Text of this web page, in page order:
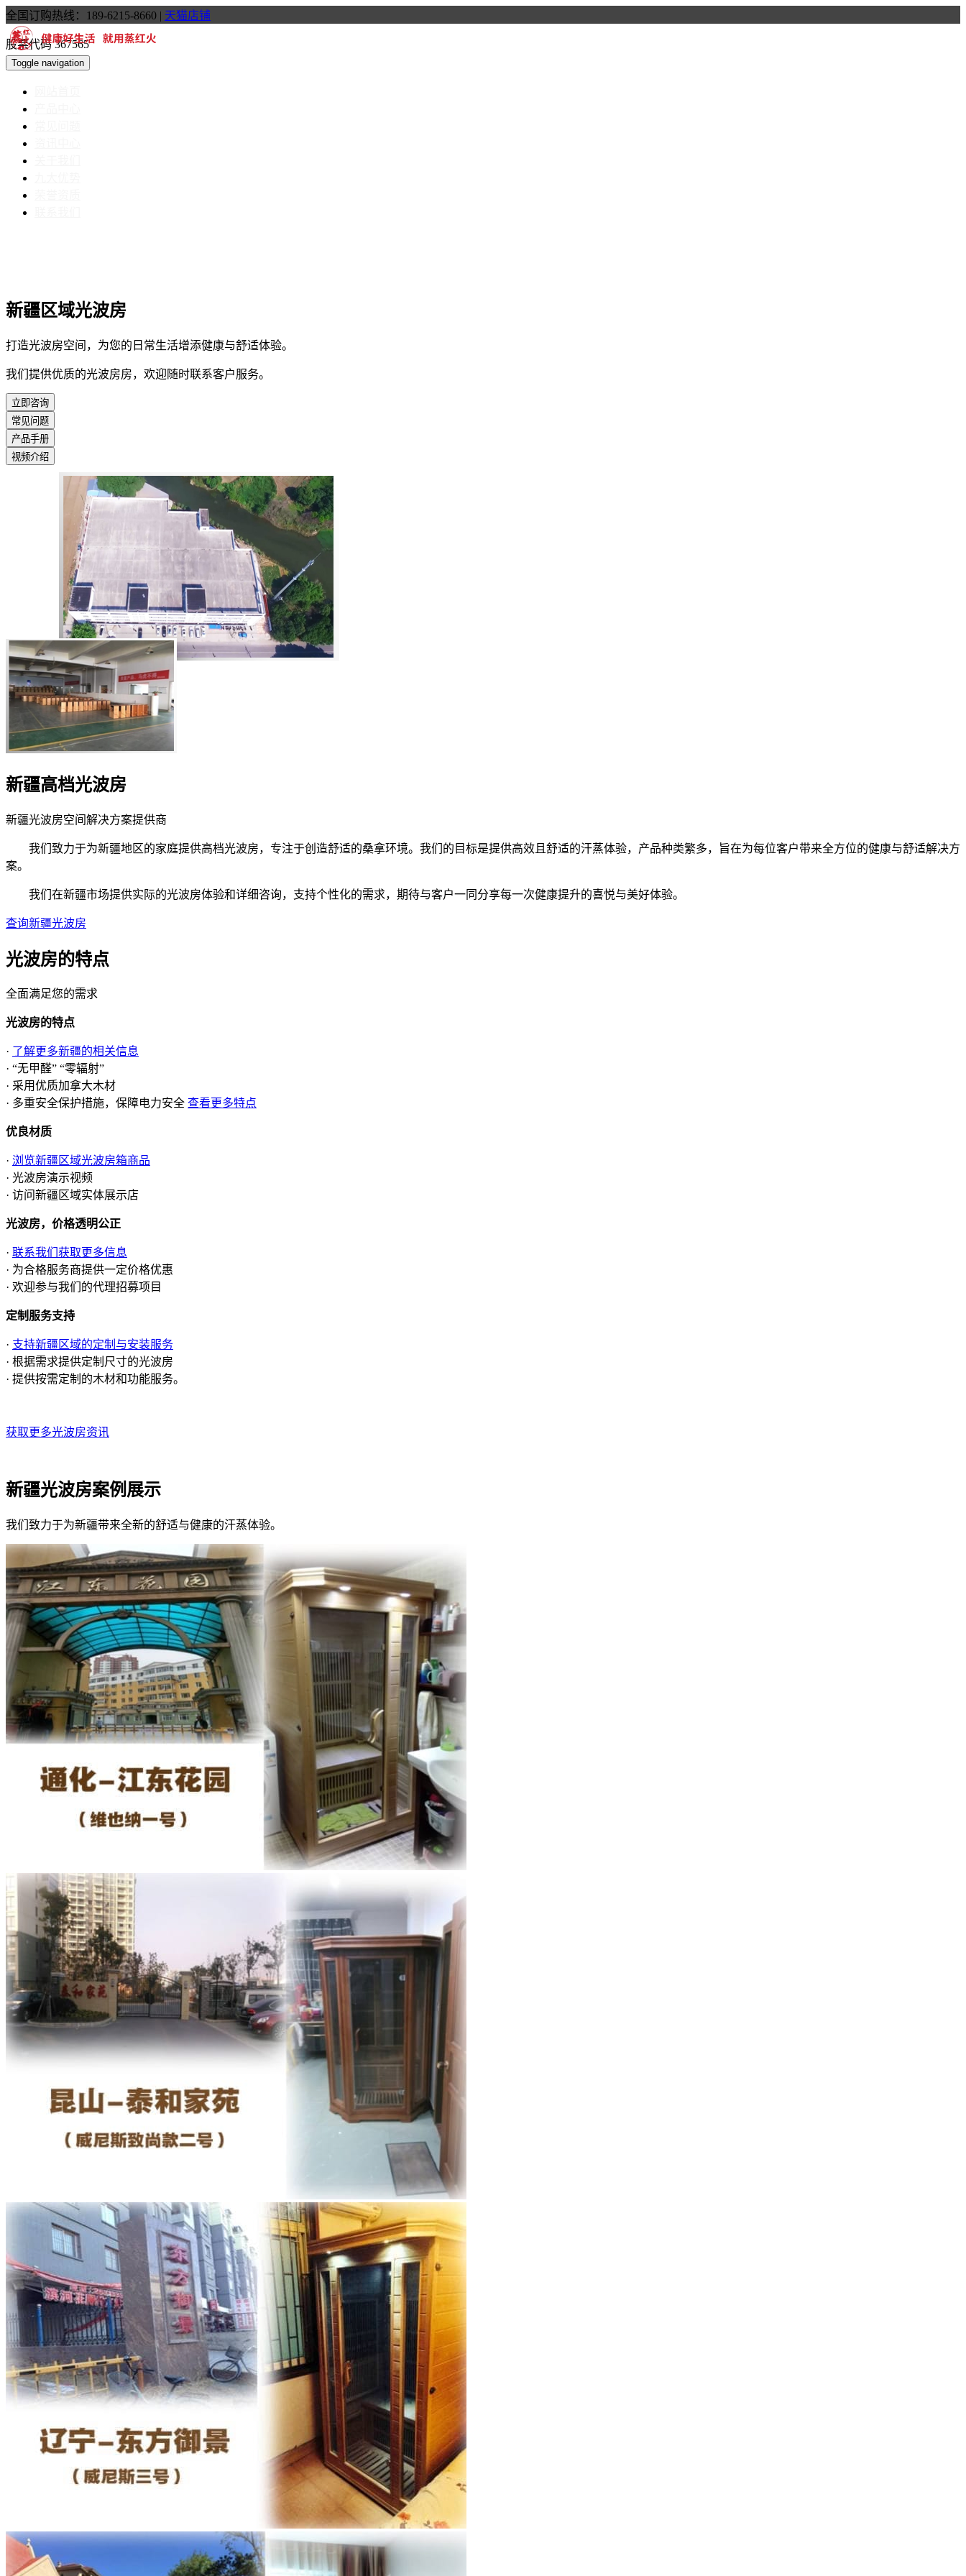
全国订购热线：189-6215-8660 | 天猫店铺
股票代码 367565
Toggle navigation
新疆区域光波房
打造光波房空间，为您的日常生活增添健康与舒适体验。
我们提供优质的光波房房，欢迎随时联系客户服务。
立即咨询
常见问题
产品手册
视频介绍
新疆高档光波房
新疆光波房空间解决方案提供商
我们致力于为新疆地区的家庭提供高档光波房，专注于创造舒适的桑拿环境。我们的目标是提供高效且舒适的汗蒸体验，产品种类繁多，旨在为每位客户带来全方位的健康与舒适解决方
案。
我们在新疆市场提供实际的光波房体验和详细咨询，支持个性化的需求，期待与客户一同分享每一次健康提升的喜悦与美好体验。
查询新疆光波房
光波房的特点
全面满足您的需求
光波房的特点
· 了解更多新疆的相关信息
· “无甲醛” “零辐射”
· 采用优质加拿大木材
· 多重安全保护措施，保障电力安全 查看更多特点
优良材质
· 浏览新疆区域光波房箱商品
· 光波房演示视频
· 访问新疆区域实体展示店
光波房，价格透明公正
· 联系我们获取更多信息
· 为合格服务商提供一定价格优惠
· 欢迎参与我们的代理招募项目
定制服务支持
· 支持新疆区域的定制与安装服务
· 根据需求提供定制尺寸的光波房
· 提供按需定制的木材和功能服务。
获取更多光波房资讯
新疆光波房案例展示
我们致力于为新疆带来全新的舒适与健康的汗蒸体验。